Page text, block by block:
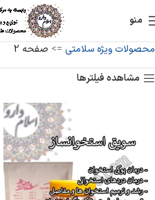
منو
محصولات ویژه سلامتی => صفحه 2
مشاهده فیلترها